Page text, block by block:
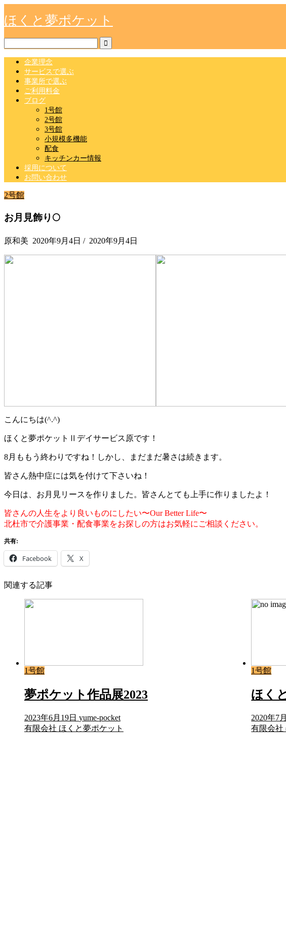
ほくと夢ポケット
企業理念
サービスで選ぶ
事業所で選ぶ
ご利用料金
ブログ
1号館
2号館
3号館
小規模多機能
配食
キッチンカー情報
採用について
お問い合わせ
2号館
お月見飾り🌕
原和美 2020年9月4日 / 2020年9月4日
こんにちは(^.^)
ほくと夢ポケットⅡデイサービス原です！
8月ももう終わりですね！しかし、まだまだ暑さは続きます。
皆さん熱中症には気を付けて下さいね！
今日は、お月見リースを作りました。皆さんとても上手に作りましたよ！
皆さんの人生をより良いものにしたい〜Our Better Life〜
北杜市で介護事業・配食事業をお探しの方はお気軽にご相談ください。
共有:
Facebook X
関連する記事
1号館
夢ポケット作品展2023
2023年6月19日 yume-pocket
有限会社 ほくと夢ポケット
1号館
ほく
2020年7
有限会社